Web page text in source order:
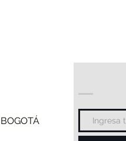
BOGOTÁ